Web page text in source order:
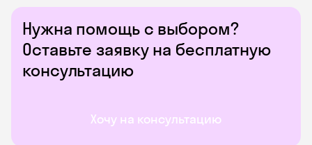
Нужна помощь с выбором?
Оставьте заявку на бесплатную
консультацию
Хочу на консультацию